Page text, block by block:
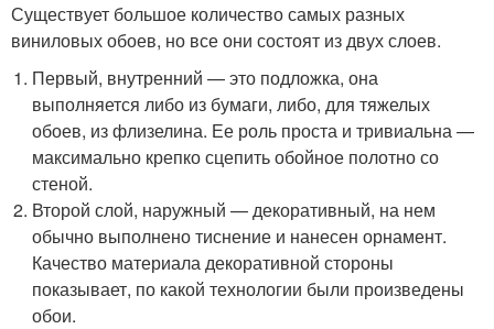
Существует большое количество самых разных
виниловых обоев, но все они состоят из двух слоев.
Первый, внутренний — это подложка, она
выполняется либо из бумаги, либо, для тяжелых
обоев, из флизелина. Ее роль проста и тривиальна —
максимально крепко сцепить обойное полотно со
стеной.
Второй слой, наружный — декоративный, на нем
обычно выполнено тиснение и нанесен орнамент.
Качество материала декоративной стороны
показывает, по какой технологии были произведены
обои.